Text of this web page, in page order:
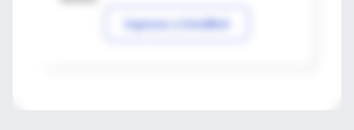
Ingresar a IntraMed